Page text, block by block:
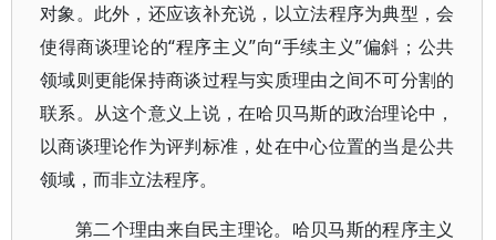
对象。此外，还应该补充说，以立法程序为典型，会
使得商谈理论的“程序主义”向“手续主义”偏斜；公共
领域则更能保持商谈过程与实质理由之间不可分割的
联系。从这个意义上说，在哈贝马斯的政治理论中，
以商谈理论作为评判标准，处在中心位置的当是公共
领域，而非立法程序。
第二个理由来自民主理论。哈贝马斯的程序主义